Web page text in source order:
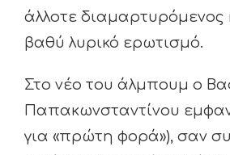
άλλοτε διαμαρτυρόμενος
βαθύ λυρικό ερωτισμό.
Στο νέο του άλμπουμ ο
Παπακωνσταντίνου
για «πρώτη φορά»), σαν